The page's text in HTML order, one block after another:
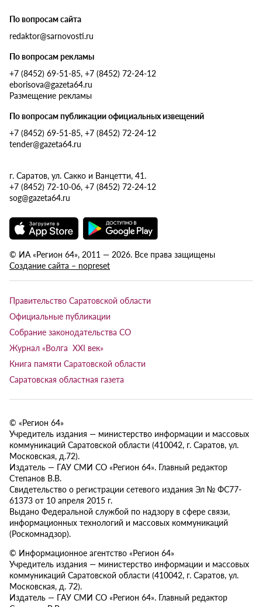
По вопросам сайта
redaktor@sarnovosti.ru
По вопросам рекламы
+7 (8452) 69-51-85, +7 (8452) 72-24-12
eborisova@gazeta64.ru
Размещение рекламы
По вопросам публикации официальных извещений
+7 (8452) 69-51-85, +7 (8452) 72-24-12
tender@gazeta64.ru
г. Саратов, ул. Сакко и Ванцетти, 41.
+7 (8452) 72-10-06, +7 (8452) 72-24-12
sog@gazeta64.ru
© ИА «Регион 64», 2011 — 2026. Все права защищены
Создание сайта – nopreset
Правительство Саратовской области
Официальные публикации
Собрание законодательства СО
Журнал «Волга XXI век»
Книга памяти Саратовской области
Саратовская областная газета
© «Регион 64»
Учредитель издания — министерство информации и массовых
коммуникаций Саратовской области (410042, г. Саратов, ул.
Московская, д.72).
Издатель — ГАУ СМИ СО «Регион 64». Главный редактор
Степанов В.В.
Свидетельство о регистрации сетевого издания Эл № ФС77-
61373 от 10 апреля 2015 г.
Выдано Федеральной службой по надзору в сфере связи,
информационных технологий и массовых коммуникаций
(Роскомнадзор).
© Информационное агентство «Регион 64»
Учредитель издания — министерство информации и массовых
коммуникаций Саратовской области (410042, г. Саратов, ул.
Московская, д. 72).
Издатель — ГАУ СМИ СО «Регион 64». Главный редактор